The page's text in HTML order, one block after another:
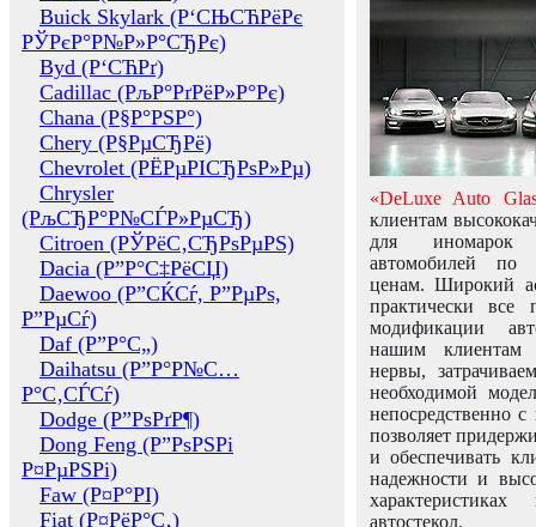
Buick Skylark (Р‘СЊСЋРёРє
РЎРєР°Р№Р»Р°СЂРє)
Byd (Р‘СЋРґ)
Cadillac (РљР°РґРёР»Р°Рє)
Chana (Р§Р°РЅР°)
Chery (Р§РµСЂРё)
Chevrolet (РЁРµРІСЂРѕР»Рµ)
Chrysler
(РљСЂР°Р№СЃР»РµСЂ)
Citroen (РЎРёС‚СЂРѕРµРЅ)
Dacia (Р”Р°С‡РёСЏ)
Daewoo (Р”СЌСѓ, Р”РµРѕ,
Р”РµСѓ)
Daf (Р”Р°С„)
Daihatsu (Р”Р°Р№С…
Р°С‚СЃСѓ)
Dodge (Р”РѕРґР¶)
Dong Feng (Р”РѕРЅРі
Р¤РµРЅРі)
Faw (Р¤Р°РІ)
Fiat (Р¤РёР°С‚)
«DeLuxe Auto
клиентам
для иномарок
автомобилей
ценам. Широкий
практически все
модификации
нашим клиентам
нервы,
необходимой
непосредственно
позволяет
и обеспечивать
надежности и
автостекол.